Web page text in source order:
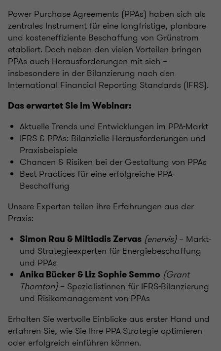
Power Purchase Agreements (PPAs) haben sich als
zentrales Instrument für eine langfristige, planbare
und kosteneffiziente Beschaffung von Grünstrom
etabliert. Doch neben den vielen Vorteilen bringen
PPAs auch Herausforderungen mit sich –
insbesondere in der Bilanzierung nach den
International Financial Reporting Standards (IFRS).
Das erwartet Sie im Webinar:
Aktuelle Trends und Entwicklungen im PPA-Markt
IFRS & PPAs: Bilanzielle Herausforderungen und
Praxisbeispiele
Chancen & Risiken bei der Gestaltung von PPAs
Best Practices für eine erfolgreiche PPA-
Beschaffung
Unsere Experten teilen ihre Erfahrungen aus der
Praxis:
Simon Rau & Miltiadis Zervas (enervis)– Markt-
und Strategieexperten für Energiebeschaffung
und PPAs
Anika Bücker & Liz Sophie Semmo (Grant
Thornton)– Spezialistinnen für IFRS-Bilanzierung
und Risikomanagement von PPAs
Erhalten Sie wertvolle Einblicke aus erster Hand und
erfahren Sie, wie Sie Ihre PPA-Strategie optimieren
oder erfolgreich einführen können.